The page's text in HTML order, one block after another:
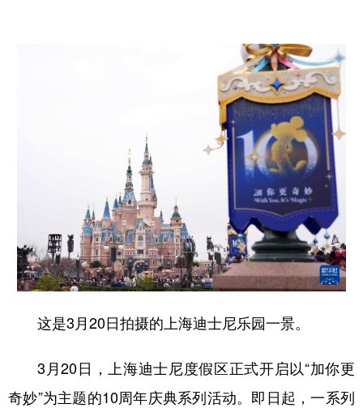
这是3月20日拍摄的上海迪士尼乐园一景。
3月20日，上海迪士尼度假区正式开启以“加你更
奇妙”为主题的10周年庆典系列活动。即日起，一系列